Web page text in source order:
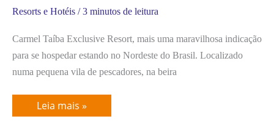
Resorts e Hotéis /3 minutos de leitura
Carmel Taíba Exclusive Resort, mais uma maravilhosa indicação
para se hospedar estando no Nordeste do Brasil. Localizado
numa pequena vila de pescadores, na beira
Leia mais »